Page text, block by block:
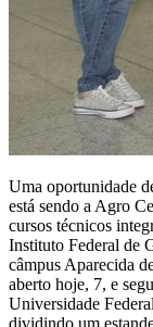
Uma oportunidade
está sendo a Agro
cursos técnicos
Instituto Federal de
câmpus Aparecida
aberto hoje, 7, e
Universidade